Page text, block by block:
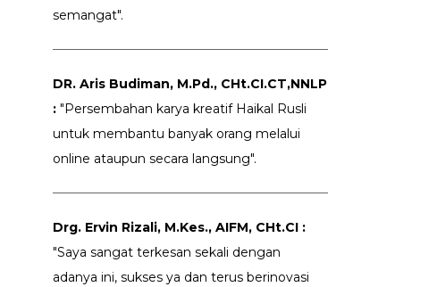
semangat".
DR. Aris Budiman, M.Pd., CHt.CI.CT,NNLP
: "Persembahan karya kreatif Haikal Rusli
untuk membantu banyak orang melalui
online ataupun secara langsung".
Drg. Ervin Rizali, M.Kes., AIFM, CHt.CI :
"Saya sangat terkesan sekali dengan
adanya ini, sukses ya dan terus berinovasi